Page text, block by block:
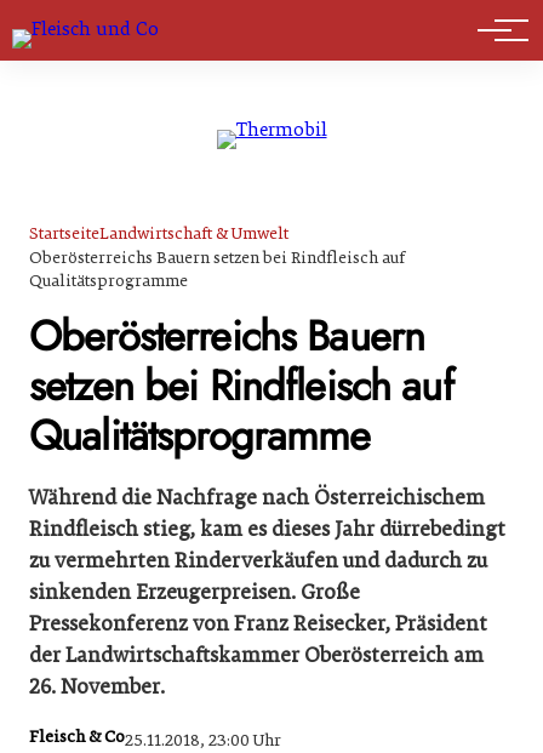
Marktführer
StartseiteLandwirtschaft & Umwelt
Oberösterreichs Bauern setzen bei Rindfleisch auf
Qualitätsprogramme
Oberösterreichs Bauern
setzen bei Rindfleisch auf
Qualitätsprogramme
Während die Nachfrage nach Österreichischem
Rindfleisch stieg, kam es dieses Jahr dürrebedingt
zu vermehrten Rinderverkäufen und dadurch zu
sinkenden Erzeugerpreisen. Große
Pressekonferenz von Franz Reisecker, Präsident
der Landwirtschaftskammer Oberösterreich am
26. November.
Fleisch & Co25.11.2018, 23:00 Uhr